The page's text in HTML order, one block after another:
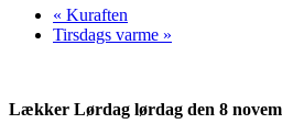
« Kuraften
Tirsdags varme »
Lækker Lørdag lørdag den 8